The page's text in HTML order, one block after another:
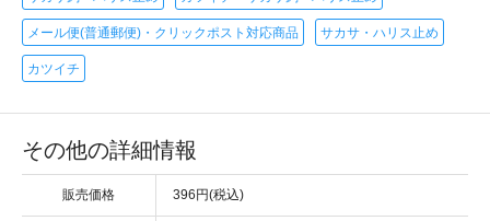
メール便(普通郵便)・クリックポスト対応商品 サカサ・ハリス止め
カツイチ
その他の詳細情報
販売価格 396円(税込)